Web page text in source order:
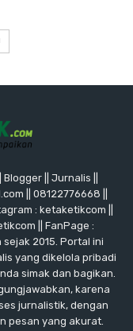
|| Jurnalis ||
|| 08122776668 ||
: ketaketikcom ||
|| FanPage :
2015. Portal ini
yang dikelola pribadi
simak dan bagikan.
karena
jurnalistik, dengan
pesan yang akurat.